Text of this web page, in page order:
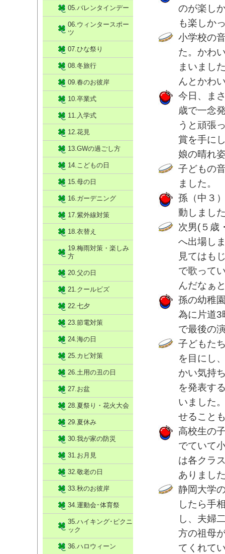
のが楽し
も楽しか
小学校の
た。かわ
まいまし
んとかわ
今日、ま
歳で一念
うと頑張
賞を手に
娘の晴れ
子どもの
ました。
孫（中３
動しまし
次男(５歳
へ出場し
見てはも
で歌って
んだなぁ
孫の幼稚
為に片道3
で最後の
子どもた
を目にし
かい気持
を発表す
いました
せること
高校生の
でていて
は各クラ
ありまし
静岡大学
したら手
し、夫婦
方の祖母
てくれて
05.バレンタインデー
06.ウィンタースポー
ツ
07.ひな祭り
08.冬旅行
09.春のお彼岸
10.卒業式
11.入学式
12.花見
13.GWの過ごし方
14.こどもの日
15.母の日
16.ガーデニング
17.紫外線対策
18.衣替え
19.梅雨対策・楽しみ
方
20.父の日
21.クールビズ
22.七夕
23.節電対策
24.海の日
25.カビ対策
26.土用の丑の日
27.お盆
28.夏祭り・花火大会
29.夏休み
30.我が家の防災
31.お月見
32.敬老の日
33.秋のお彼岸
34.運動会･体育祭
35.ハイキング･ピクニ
ック
36.ハロウィーン